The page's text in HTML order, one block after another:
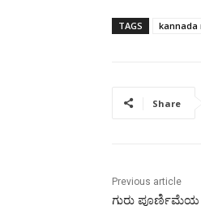
TAGS kannada
Share
Previous article
ಗುರು ಪೂರ್ಣಿಮೆಯ